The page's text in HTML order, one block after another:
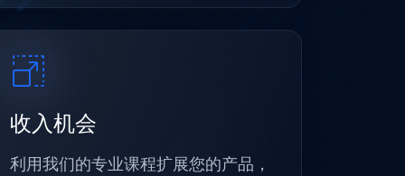
收入机会
利用我们的专业课程扩展您的产品，